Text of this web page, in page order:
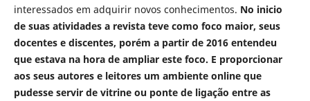
interessados em adquirir novos conhecimentos. No inicio
de suas atividades a revista teve como foco maior, seus
docentes e discentes, porém a partir de 2016 entendeu
que estava na hora de ampliar este foco. E proporcionar
aos seus autores e leitores um ambiente online que
pudesse servir de vitrine ou ponte de ligação entre as